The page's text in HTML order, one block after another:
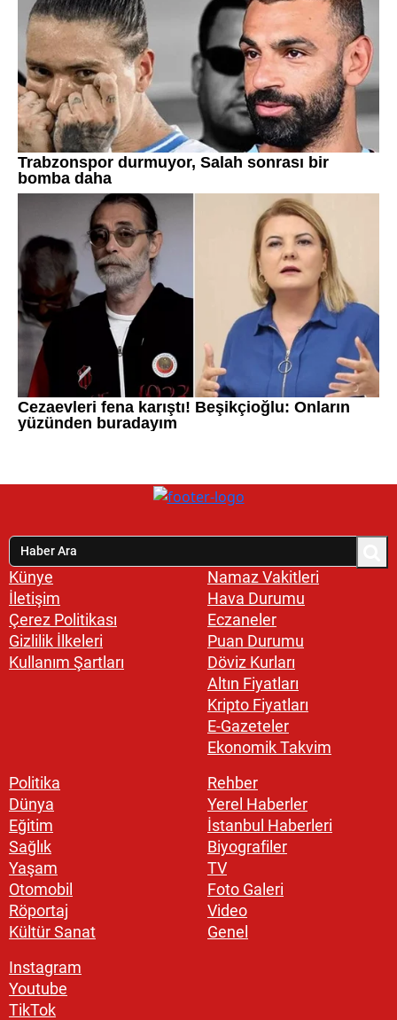
Künye
İletişim
Çerez Politikası
Gizlilik İlkeleri
Kullanım Şartları
Namaz Vakitleri
Hava Durumu
Eczaneler
Puan Durumu
Döviz Kurları
Altın Fiyatları
Kripto Fiyatları
E-Gazeteler
Ekonomik Takvim
Politika
Dünya
Eğitim
Sağlık
Yaşam
Otomobil
Röportaj
Kültür Sanat
Rehber
Yerel Haberler
İstanbul Haberleri
Biyografiler
TV
Foto Galeri
Video
Genel
Instagram
Youtube
TikTok